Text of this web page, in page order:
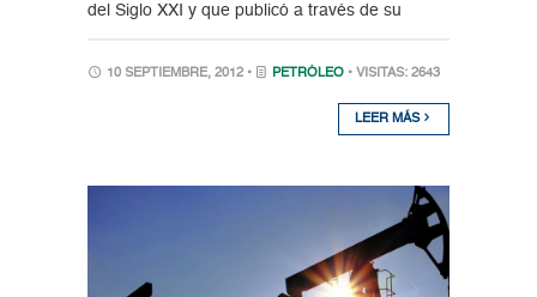
del Siglo XXI y que publicó a través de su
10 SEPTIEMBRE, 2012 • PETRÓLEO • VISITAS: 2643
LEER MÁS